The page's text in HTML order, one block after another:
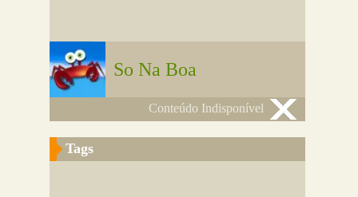
So Na Boa
Conteúdo Indisponível
Tags